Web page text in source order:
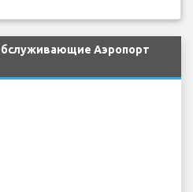
Аэропорт